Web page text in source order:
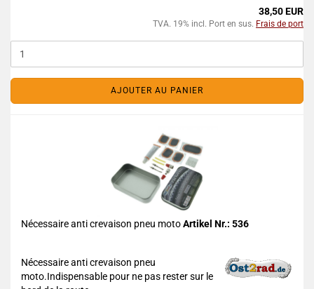
38,50 EUR
TVA. 19% incl. Port en sus. Frais de port
AJOUTER AU PANIER
Nécessaire anti crevaison pneu motoArtikel Nr.: 536
Nécessaire anti crevaison pneu
moto.Indispensable pour ne pas rester sur le